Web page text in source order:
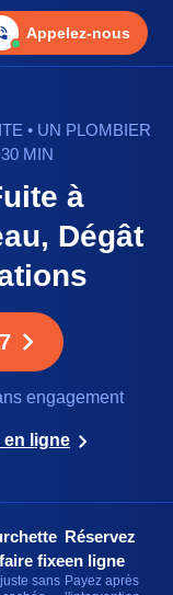
Appelez-nous
• UN PLOMBIER
MIN
à
Dégât
engagement
en ligne
fixe
sans
Réservez
en ligne
Payez après